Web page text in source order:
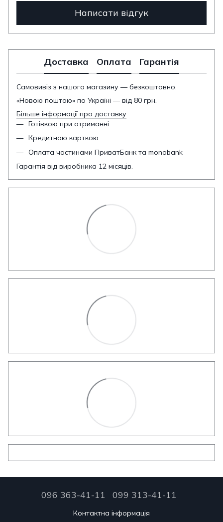
Написати відгук
Доставка Оплата Гарантія
Самовивіз з нашого магазину — безкоштовно.
«Новою поштою» по Україні — від 80 грн.
Більше інформації про доставку
Готівкою при отриманні
Кредитною карткою
Оплата частинами ПриватБанк та monobank
Гарантія від виробника 12 місяців.
096 363-41-11 099 313-41-11
Контактна інформація